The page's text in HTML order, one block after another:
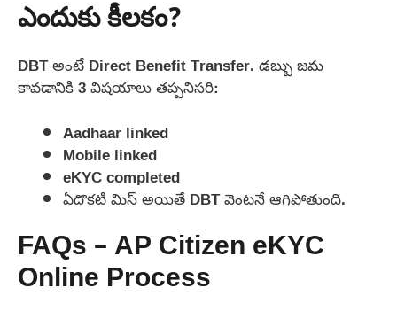
ఎందుకు కీలకం?
DBT అంటే Direct Benefit Transfer. డబ్బు జమ
కావడానికి 3 విషయాలు తప్పనిసరి:
Aadhaar linked
Mobile linked
eKYC completed
ఏదొకటి మిస్ అయితే DBT వెంటనే ఆగిపోతుంది.
FAQs – AP Citizen eKYC
Online Process